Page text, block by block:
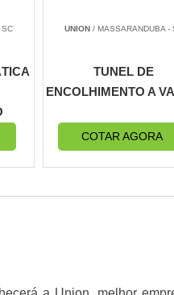
SC UNION / MASSARANDUBA -
TUNEL DE
ENCOLHIMENTO A
COTAR AGORA